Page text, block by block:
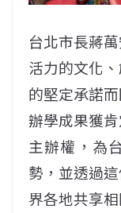
台北市長蔣
活力的文化
的堅定承諾
辦學成果獲
主辦權，為
勢，並透過
界各地共享